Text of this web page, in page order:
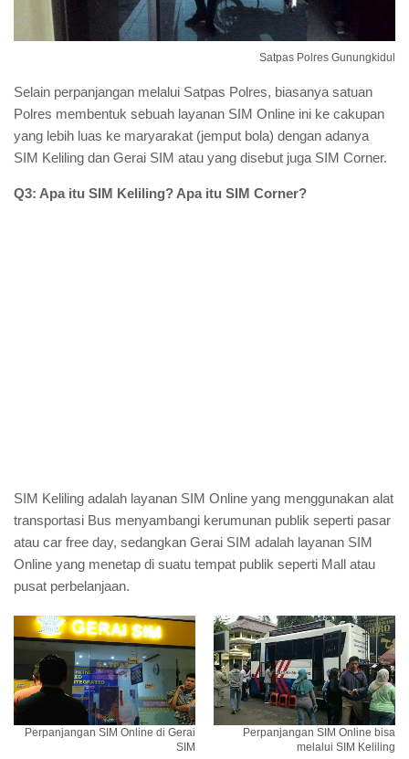
Satpas Polres Gunungkidul
Selain perpanjangan melalui Satpas Polres, biasanya satuan
Polres membentuk sebuah layanan SIM Online ini ke cakupan
yang lebih luas ke maryarakat (jemput bola) dengan adanya
SIM Keliling dan Gerai SIM atau yang disebut juga SIM Corner.
Q3: Apa itu SIM Keliling? Apa itu SIM Corner?
SIM Keliling adalah layanan SIM Online yang menggunakan alat
transportasi Bus menyambangi kerumunan publik seperti pasar
atau car free day, sedangkan Gerai SIM adalah layanan SIM
Online yang menetap di suatu tempat publik seperti Mall atau
pusat perbelanjaan.
Perpanjangan SIM Online di Gerai
SIM
Perpanjangan SIM Online bisa
melalui SIM Keliling